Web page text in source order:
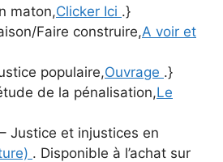
maton,Clicker Ici .}
Faire construire,A voir et
populaire,Ouvrage .}
de la pénalisation,Le
Justice et injustices en
. Disponible à l’achat sur